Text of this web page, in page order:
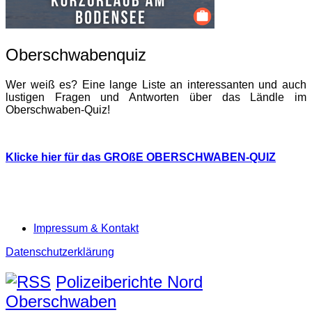
Oberschwabenquiz
Wer weiß es? Eine lange Liste an interessanten und auch
lustigen Fragen und Antworten über das Ländle im
Oberschwaben-Quiz!
Klicke hier für das GROßE OBERSCHWABEN-QUIZ
Impressum & Kontakt
Datenschutzerklärung
Polizeiberichte Nord
Oberschwaben